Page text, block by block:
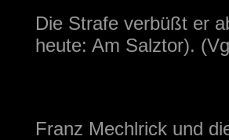
Die Strafe verbüßt er
heute: Am Salztor).
Franz Mechlrick und